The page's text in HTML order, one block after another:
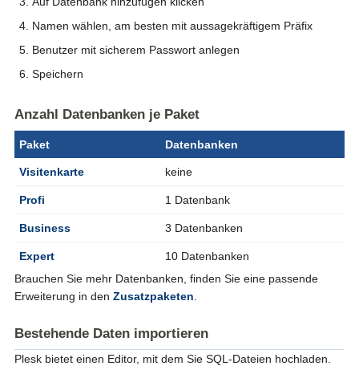
Namen wählen, am besten mit aussagekräftigem Präfix
Benutzer mit sicherem Passwort anlegen
Speichern
Anzahl Datenbanken je Paket
Paket Datenbanken
Visitenkarte keine
Profi 1 Datenbank
Business 3 Datenbanken
Expert
10 Datenbanken
Brauchen Sie mehr Datenbanken, finden Sie eine passende
Erweiterung in den Zusatzpaketen
Bestehende Daten importieren
Plesk bietet einen Editor, mit dem Sie SQL-Dateien hochladen.